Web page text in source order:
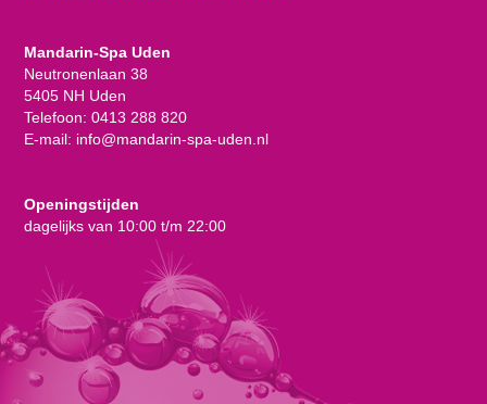
Mandarin-Spa Uden
Neutronenlaan 38
5405 NH Uden
Telefoon: 0413 288 820
E-mail: info@mandarin-spa-uden.nl
Openingstijden
dagelijks van 10:00 t/m 22:00